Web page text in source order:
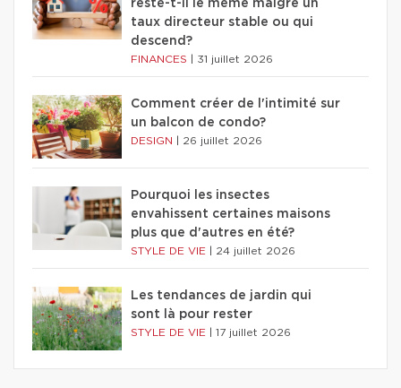
reste-t-il le même malgré un
taux directeur stable ou qui
descend?
FINANCES 31 juillet 2026
Comment créer de l'intimité sur
un balcon de condo?
DESIGN 26 juillet 2026
Pourquoi les insectes
envahissent certaines maisons
plus que d'autres en été?
STYLE DE VIE 24 juillet 2026
Les tendances de jardin qui
sont là pour rester
STYLE DE VIE 17 juillet 2026